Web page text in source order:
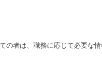
の者は、職務に応じて必要な